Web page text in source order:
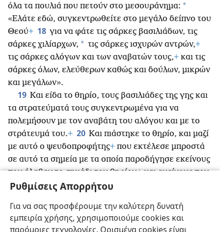
Ρυθμίσεις Απορρήτου
Για να σας προσφέρουμε την καλύτερη δυνατή
εμπειρία χρήσης, χρησιμοποιούμε cookies και
παρόμοιες τεχνολογίες. Ορισμένα cookies είναι
όλα τα πουλιά που πετούν στο μεσουράνημα: *
«Ελάτε εδώ, συγκεντρωθείτε στο μεγάλο δείπνο του
Θεού+ 18 για να φάτε τις σάρκες βασιλιάδων, τις
σάρκες χιλίαρχων, * τις σάρκες ισχυρών αντρών,+
τις σάρκες αλόγων και των αναβατών τους,+ και τις
σάρκες όλων, ελεύθερων καθώς και δούλων, μικρών
και μεγάλων».
19 Και είδα το θηρίο, τους βασιλιάδες της γης και
τα στρατεύματά τους συγκεντρωμένα για να
πολεμήσουν με τον αναβάτη του αλόγου και με το
στράτευμά του.+ 20 Και πιάστηκε το θηρίο, και μαζί
με αυτό ο ψευδοπροφήτης+ που εκτέλεσε μπροστά
σε αυτό τα σημεία με τα οποία παροδήγησε εκείνους
που έλαβαν το σημάδι του θηρίου+και εκείνους που
λατρεύουν την εικόνα του.+
καίει με θειάφι.+ 21 Όλοι οι υπόλοιποι
θανατώθηκαν με το μακρύ σπαθί που βγήκε από το